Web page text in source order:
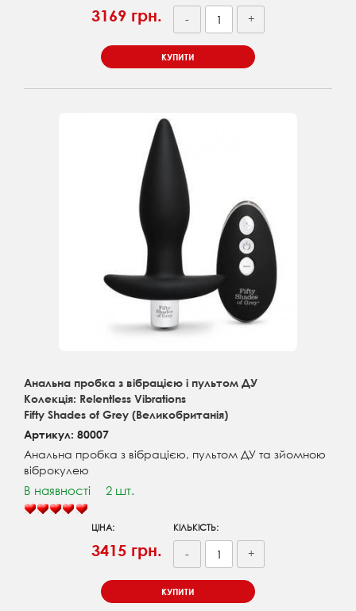
3169 грн. - +
КУПИТИ
Анальна пробка з вібрацією і пультом ДУ
Колекція: Relentless Vibrations
Fifty Shades of Grey (Великобританія)
Артикул: 80007
Анальна пробка з вібрацією, пультом ДУ та зйомною
віброкулею
В наявності 2 шт.
ЦІНА:
3415 грн.
КІЛЬКІСТЬ:
- +
КУПИТИ